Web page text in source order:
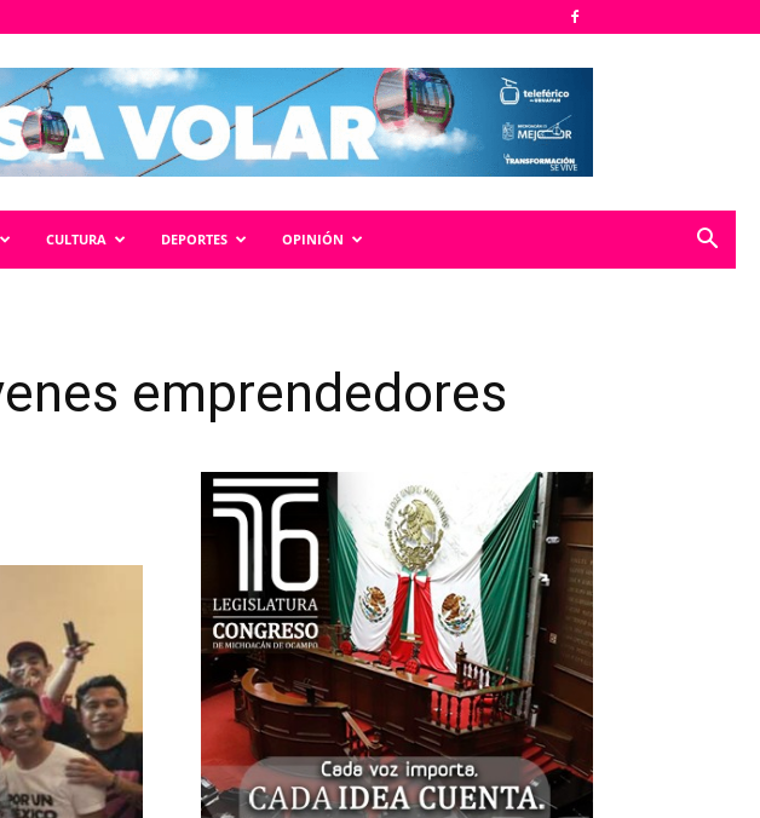
CULTURA DEPORTES OPINIÓN
emprendedores